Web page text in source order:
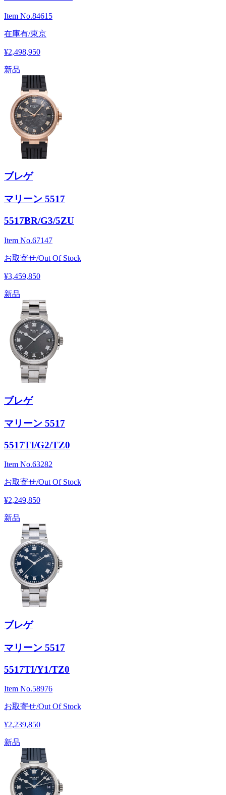
Item No.84615
在庫有/東京
¥2,498,950
新品
ブレゲ
マリーン 5517
5517BR/G3/5ZU
Item No.67147
お取寄せ/Out Of Stock
¥3,459,850
新品
ブレゲ
マリーン 5517
5517TI/G2/TZ0
Item No.63282
お取寄せ/Out Of Stock
¥2,249,850
新品
ブレゲ
マリーン 5517
5517TI/Y1/TZ0
Item No.58976
お取寄せ/Out Of Stock
¥2,239,850
新品